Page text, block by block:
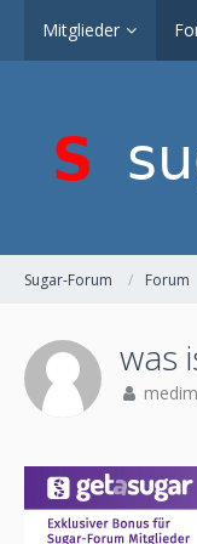
Mitglieder
Sugar-Forum Forum
was